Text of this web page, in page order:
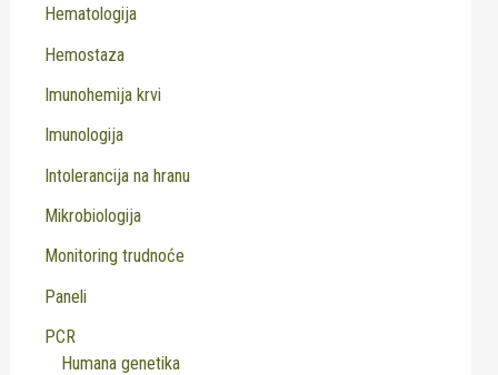
Hematologija
Hemostaza
Imunohemija krvi
Imunologija
Intolerancija na hranu
Mikrobiologija
Monitoring trudnoće
Paneli
PCR
Humana genetika